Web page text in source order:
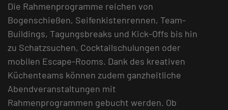
Die Rahmenprogramme reichen von
Bogenschießen, Seifenkistenrennen, Team-
Buildings, Tagungsbreaks und Kick-Offs bis hin
zu Schatzsuchen, Cocktailschulungen oder
mobilen Escape-Rooms. Dank des kreativen
Küchenteams können zudem ganzheitliche
Abendveranstaltungen mit
Rahmenprogrammen gebucht werden. Ob